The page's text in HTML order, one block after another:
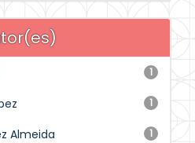
1
1
1
Almeida